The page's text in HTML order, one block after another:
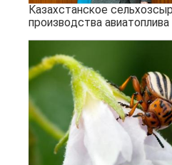
Казахстанское
производства авиатоплива